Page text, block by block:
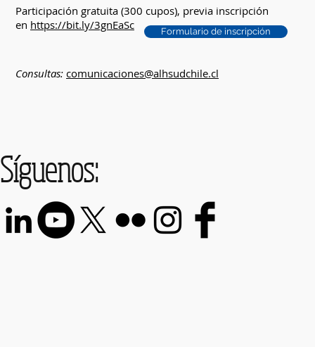
Participación gratuita (300 cupos), previa inscripción
en https://bit.ly/3gnEaSc Formulario de inscripción
Consultas: comunicaciones@alhsudchile.cl
Síguenos: